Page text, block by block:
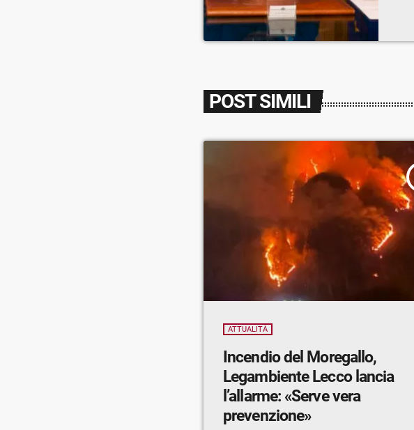
POST SIMILI
ATTUALITÀ
Incendio del Moregallo,
Legambiente Lecco lancia
l’allarme: «Serve vera
prevenzione»